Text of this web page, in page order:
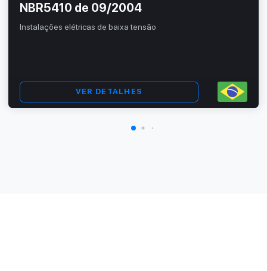
NBR5410 de 09/2004
Instalações elétricas de baixa tensão
VER DETALHES